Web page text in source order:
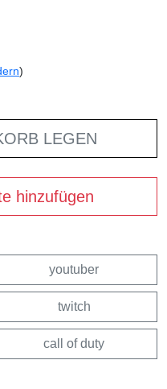
)
LEGEN
hinzufügen
youtuber
twitch
call of duty